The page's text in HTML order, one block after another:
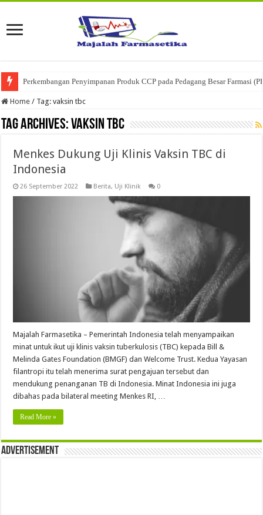
Perkembangan Penyimpanan Produk CCP pada Pedagang Besar Farmasi
Home / Tag:vaksin tbc
Tag Archives:vaksin tbc
Menkes Dukung Uji Klinis Vaksin TBC di
Indonesia
26 September 2022 Berita, Uji Klinik 0
Majalah Farmasetika – Pemerintah Indonesia telah menyampaikan
minat untuk ikut uji klinis vaksin tuberkulosis (TBC) kepada Bill &
Melinda Gates Foundation (BMGF) dan Welcome Trust. Kedua Yayasan
filantropi itu telah menerima surat pengajuan tersebut dan
mendukung penanganan TB di Indonesia. Minat Indonesia ini juga
dibahas pada bilateral meeting Menkes RI, …
Read More »
Advertisement